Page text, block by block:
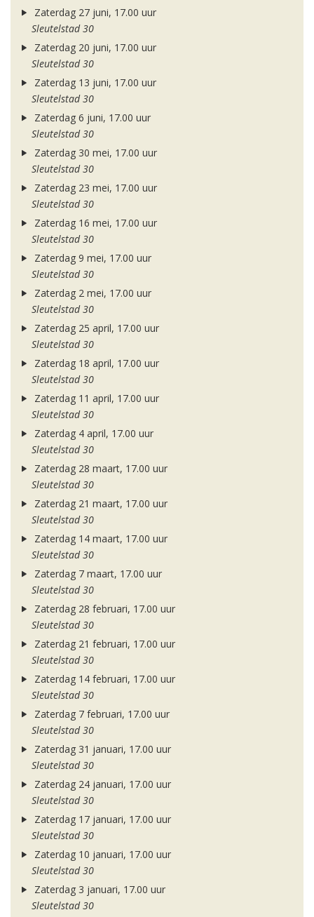
Zaterdag 27 juni, 17.00 uur
Sleutelstad 30
Zaterdag 20 juni, 17.00 uur
Sleutelstad 30
Zaterdag 13 juni, 17.00 uur
Sleutelstad 30
Zaterdag 6 juni, 17.00 uur
Sleutelstad 30
Zaterdag 30 mei, 17.00 uur
Sleutelstad 30
Zaterdag 23 mei, 17.00 uur
Sleutelstad 30
Zaterdag 16 mei, 17.00 uur
Sleutelstad 30
Zaterdag 9 mei, 17.00 uur
Sleutelstad 30
Zaterdag 2 mei, 17.00 uur
Sleutelstad 30
Zaterdag 25 april, 17.00 uur
Sleutelstad 30
Zaterdag 18 april, 17.00 uur
Sleutelstad 30
Zaterdag 11 april, 17.00 uur
Sleutelstad 30
Zaterdag 4 april, 17.00 uur
Sleutelstad 30
Zaterdag 28 maart, 17.00 uur
Sleutelstad 30
Zaterdag 21 maart, 17.00 uur
Sleutelstad 30
Zaterdag 14 maart, 17.00 uur
Sleutelstad 30
Zaterdag 7 maart, 17.00 uur
Sleutelstad 30
Zaterdag 28 februari, 17.00 uur
Sleutelstad 30
Zaterdag 21 februari, 17.00 uur
Sleutelstad 30
Zaterdag 14 februari, 17.00 uur
Sleutelstad 30
Zaterdag 7 februari, 17.00 uur
Sleutelstad 30
Zaterdag 31 januari, 17.00 uur
Sleutelstad 30
Zaterdag 24 januari, 17.00 uur
Sleutelstad 30
Zaterdag 17 januari, 17.00 uur
Sleutelstad 30
Zaterdag 10 januari, 17.00 uur
Sleutelstad 30
Zaterdag 3 januari, 17.00 uur
Sleutelstad 30